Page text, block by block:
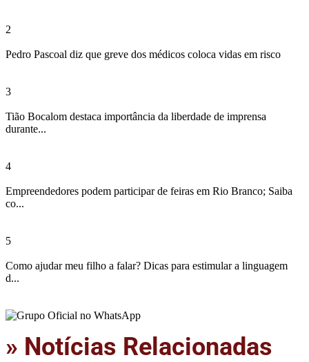
2
Pedro Pascoal diz que greve dos médicos coloca vidas em risco
3
Tião Bocalom destaca importância da liberdade de imprensa
durante...
4
Empreendedores podem participar de feiras em Rio Branco; Saiba
co...
5
Como ajudar meu filho a falar? Dicas para estimular a linguagem
d...
» Notícias Relacionadas